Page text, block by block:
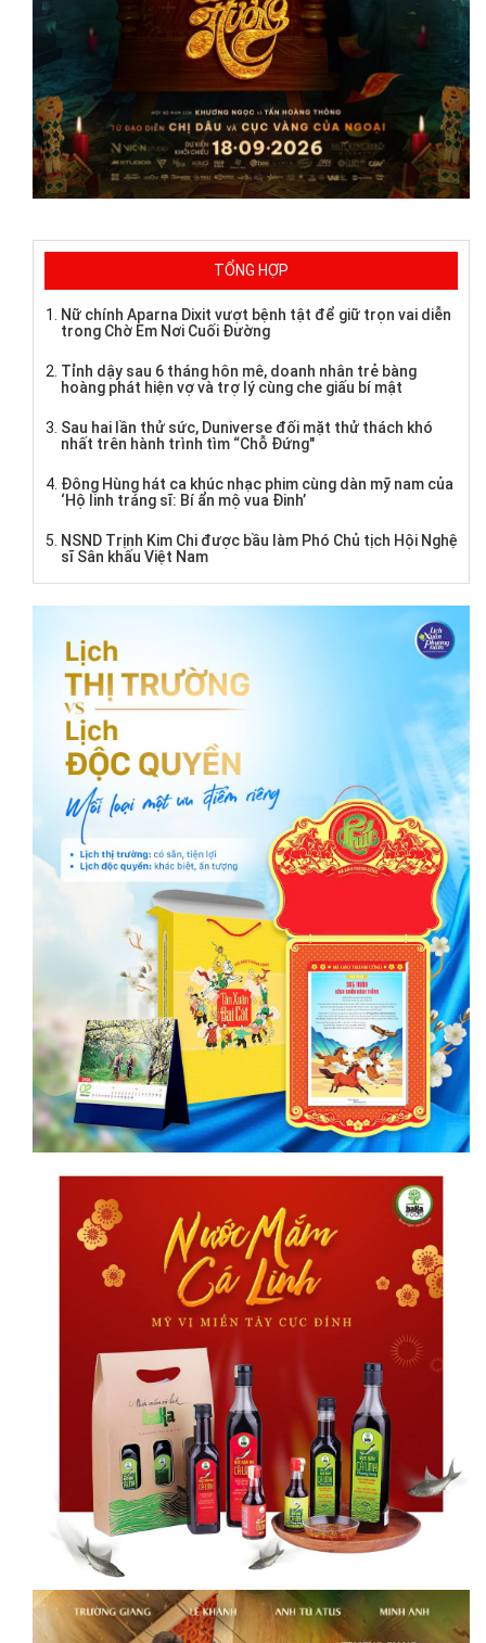
TỔNG HỢP
Nữ chính Aparna Dixit vượt bệnh tật để giữ trọn vai diễn
trong Chờ Em Nơi Cuối Đường
Tỉnh dậy sau 6 tháng hôn mê, doanh nhân trẻ bàng
hoàng phát hiện vợ và trợ lý cùng che giấu bí mật
Sau hai lần thử sức, Duniverse đối mặt thử thách khó
nhất trên hành trình tìm “Chỗ Đứng"
Đông Hùng hát ca khúc nhạc phim cùng dàn mỹ nam của
‘Hộ linh tráng sĩ: Bí ẩn mộ vua Đinh’
NSND Trịnh Kim Chi được bầu làm Phó Chủ tịch Hội Nghệ
sĩ Sân khấu Việt Nam